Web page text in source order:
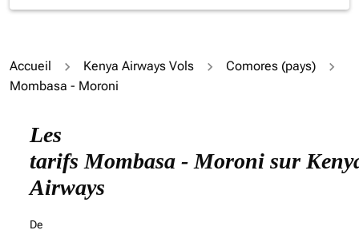
Accueil Kenya Airways Vols
Comores (pays)
Mombasa - Moroni
Les
tarifs Mombasa - Moroni sur
Airways
De
Essayez de mettre à jour votre itinéraire (origine et/